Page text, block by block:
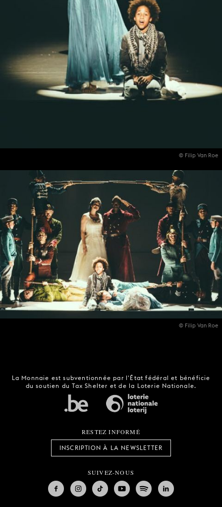
© Filip Van Roe
© Filip Van Roe
La Monnaie est subventionnée par l'État fédéral et bénéficie
du soutien du Tax Shelter et de la Loterie Nationale.
RESTEZ INFORMÉ
INSCRIPTION À LA NEWSLETTER
SUIVEZ-NOUS